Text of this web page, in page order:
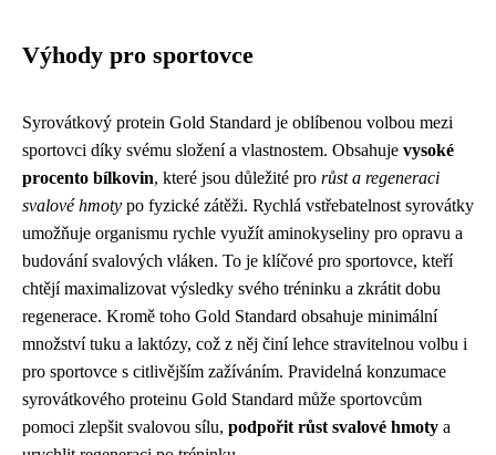
Výhody pro sportovce
Syrovátkový protein Gold Standard je oblíbenou volbou mezi
sportovci díky svému složení a vlastnostem. Obsahuje vysoké
procento bílkovin, které jsou důležité pro růst a regeneraci
svalové hmoty po fyzické zátěži. Rychlá vstřebatelnost syrovátky
umožňuje organismu rychle využít aminokyseliny pro opravu a
budování svalových vláken. To je klíčové pro sportovce, kteří
chtějí maximalizovat výsledky svého tréninku a zkrátit dobu
regenerace. Kromě toho Gold Standard obsahuje minimální
množství tuku a laktózy, což z něj činí lehce stravitelnou volbu i
pro sportovce s citlivějším zažíváním. Pravidelná konzumace
syrovátkového proteinu Gold Standard může sportovcům
pomoci zlepšit svalovou sílu, podpořit růst svalové hmoty a